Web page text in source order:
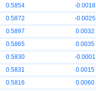
0.5854 -0.0018
0.5872 -0.0025
0.5897 0.0032
0.5865 0.0035
0.5830 -0.0001
0.5831 0.0015
0.5816 0.0060